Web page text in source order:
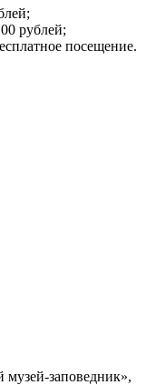
рублей;
посещение.
заповедник»,